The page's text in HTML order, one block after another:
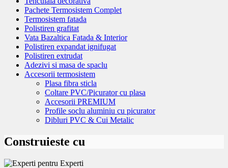
Pachete Termosistem Complet
Termosistem fatada
Polistiren grafitat
Vata Bazaltica Fatada & Interior
Polistiren expandat ignifugat
Polistiren extrudat
Adezivi si masa de spaclu
Accesorii termosistem
Plasa fibra sticla
Coltare PVC/Picurator cu plasa
Accesorii PREMIUM
Profile soclu aluminiu cu picurator
Dibluri PVC & Cui Metalic
Construieste cu